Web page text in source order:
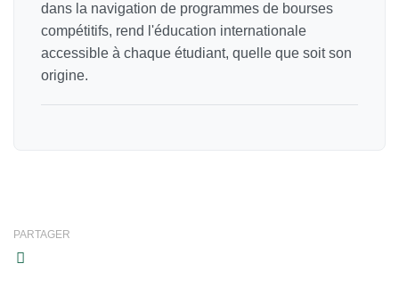
dans la navigation de programmes de bourses
compétitifs, rend l'éducation internationale
accessible à chaque étudiant, quelle que soit son
origine.
PARTAGER